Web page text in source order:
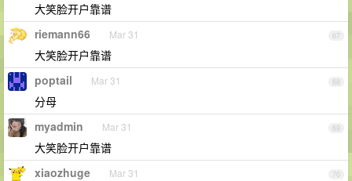
大笑脸开户靠谱
67
riemann66 Mar 31
大笑脸开户靠谱
68
poptail Mar 31
分母
69
myadmin Mar 31
大笑脸开户靠谱
70
xiaozhuge Mar 31